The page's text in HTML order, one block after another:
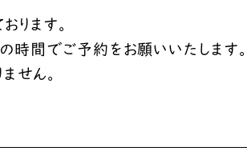
ります。
間でご予約をお願いいたします。
せん。